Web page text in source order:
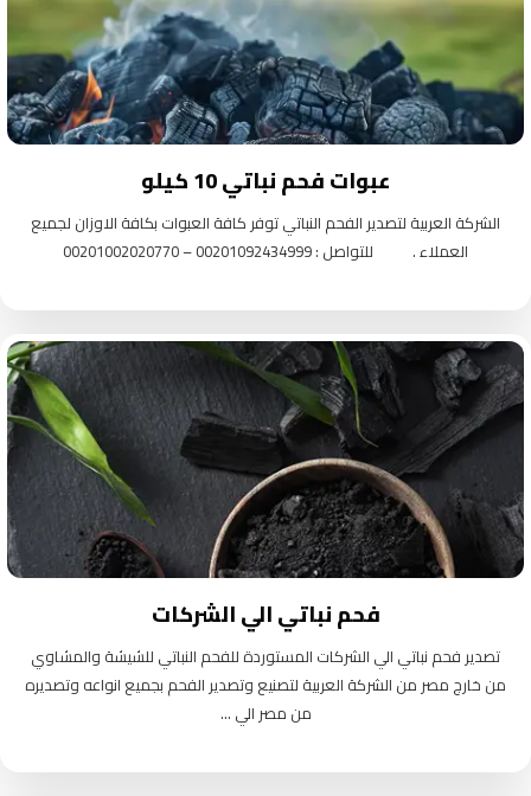
عبوات فحم نباتي 10 كيلو
الشركة العربية لتصدير الفحم النباتي توفر كافة العبوات بكافة الاوزان لجميع
العملاء . للتواصل : 00201092434999 – 00201002020770
فحم نباتي الي الشركات
تصدير فحم نباتي الي الشركات المستوردة للفحم النباتي للشيشة والمشاوي
من خارج مصر من الشركة العربية لتصنيع وتصدير الفحم بجميع انواعه وتصديره
من مصر الي ...